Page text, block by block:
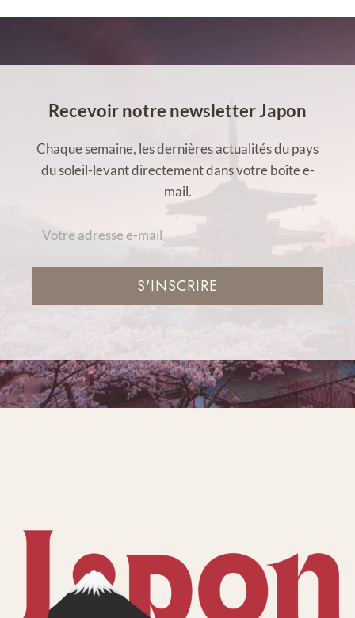
Recevoir notre newsletter Japon
Chaque semaine, les dernières actualités du pays
du soleil-levant directement dans votre boîte e-
mail.
S'INSCRIRE